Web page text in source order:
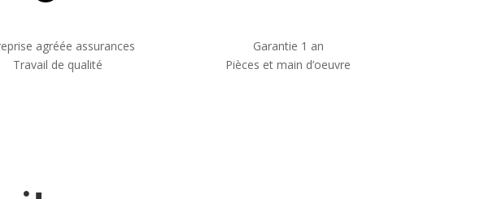
agréée assurances
Travail de qualité
Garantie 1 an
Pièces et main d’oeuvre